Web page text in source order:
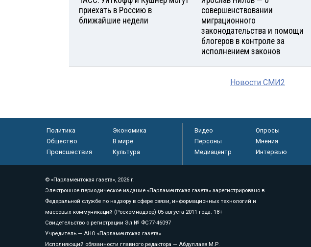
приехать в Россию в
ближайшие недели
совершенствовании
миграционного
законодательства и помощи
блогеров в контроле за
исполнением законов
Новости СМИ2
Политика
Экономика
Общество
В мире
Происшествия
Культура
Видео Опросы
Персоны
Мнения
Медиацентр
Интервью
© «Парламентская газета», 2026 г.
Электронное периодическое издание «Парламентская газета» зарегистрировано в
Федеральной службе по надзору в сфере связи, информационных технологий и
массовых коммуникаций (Роскомнадзор) 05 августа 2011 года. 18+
Свидетельство о регистрации Эл № ФС77-46097
Учредитель — АНО «Парламентская газета»
Исполняющий обязанности главного редактора — Абдуллаев М.Р.